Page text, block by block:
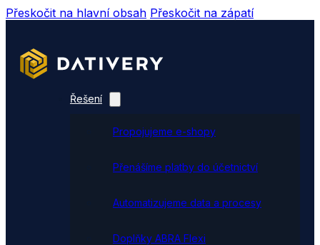
Přeskočit na hlavní obsah Přeskočit na zápatí
Řešení
Propojujeme e-shopy
Přenášíme platby do účetnictví
Automatizujeme data a procesy
Doplňky ABRA Flexi